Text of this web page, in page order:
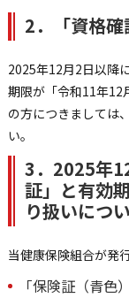
2．「資格
2025年12月2日以降
期限が「令和11年12
の方につきましては
い。
3．2025年
証」と有効
り扱いにつ
当健康保険組合が発
「保険証（青色）